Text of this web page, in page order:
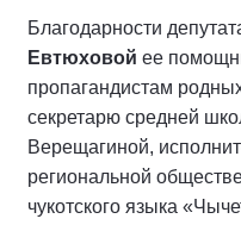
Благодарности
Евтюховой ее
пропагандистам
секретарю средней
Верещагиной,
региональной
чукотского языка